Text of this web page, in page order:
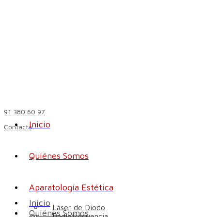
91 380 60 97
ContactaInicio
Quiénes Somos
Aparatología Estética
Láser de Diodo
Inicio
Quiénes Somos